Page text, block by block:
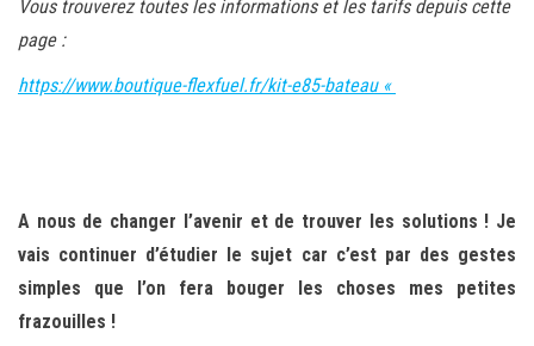
Vous trouverez toutes les informations et les tarifs depuis cette
page :
https://www.boutique-flexfuel.fr/kit-e85-bateau «
A nous de changer l’avenir et de trouver les solutions ! Je
vais continuer d’étudier le sujet car c’est par des gestes
simples que l’on fera bouger les choses mes petites
frazouilles !